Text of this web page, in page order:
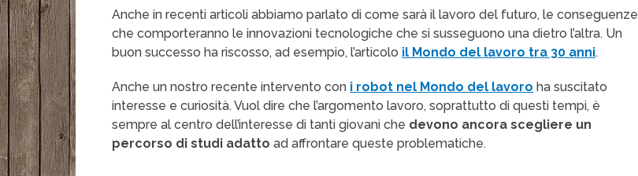
Anche in recenti articoli abbiamo parlato di come sarà il lavoro del futuro, le conseguenze
che comporteranno le innovazioni tecnologiche che si susseguono una dietro l’altra. Un
buon successo ha riscosso, ad esempio, l’articolo il Mondo del lavoro tra 30 anni.
Anche un nostro recente intervento con i robot nel Mondo del lavoro ha suscitato
interesse e curiosità. Vuol dire che l’argomento lavoro, soprattutto di questi tempi, è
sempre al centro dell’interesse di tanti giovani che devono ancora scegliere un
percorso di studi adatto ad affrontare queste problematiche.